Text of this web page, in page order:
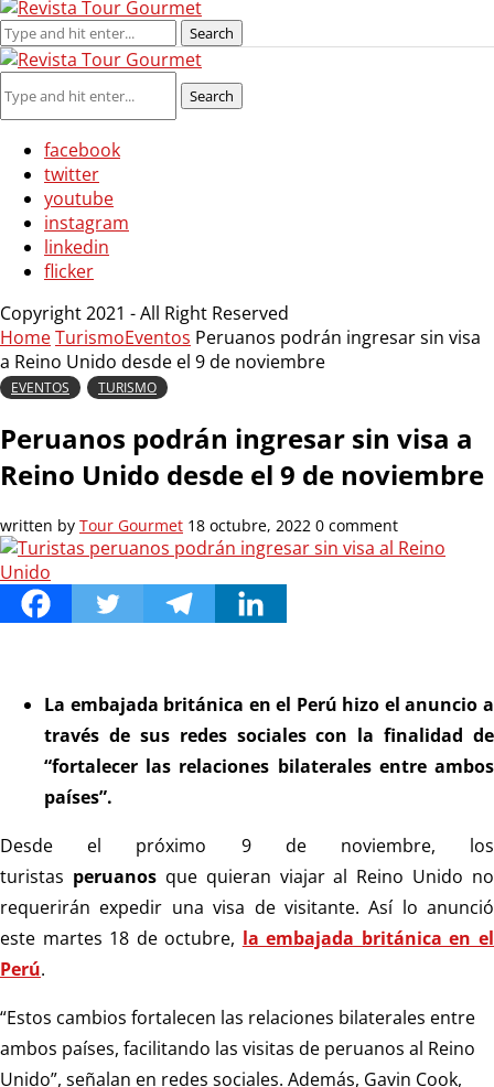
Search
facebook
twitter
youtube
instagram
linkedin
flicker
Copyright 2021 - All Right Reserved
HomeTurismoEventos Peruanos podrán ingresar sin visa
a Reino Unido desde el 9 de noviembre
EVENTOS TURISMO
Peruanos podrán ingresar sin visa a
Reino Unido desde el 9 de noviembre
written by Tour Gourmet 18 octubre, 2022 0 comment
La embajada británica en el Perú hizo el anuncio a
través de sus redes sociales con la finalidad de
“fortalecer las relaciones bilaterales entre ambos
países”.
Desde el próximo 9 de noviembre, los
turistas peruanos que quieran viajar al Reino Unido no
requerirán expedir una visa de visitante. Así lo anunció
este martes 18 de octubre, la embajada británica en el
Perú.
“Estos cambios fortalecen las relaciones bilaterales entre
ambos países, facilitando las visitas de peruanos al Reino
Unido”, señalan en redes sociales. Además, Gavin Cook,